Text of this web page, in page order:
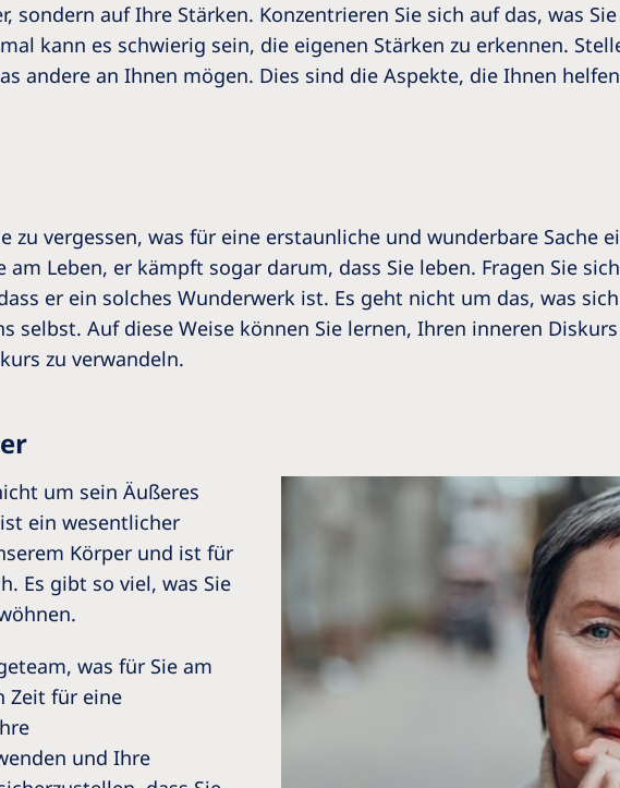
auf Ihre Stärken. Konzentrieren Sie sich auf das, was
kann es schwierig sein, die eigenen Stärken zu erkennen.
andere an Ihnen mögen. Dies sind die Aspekte, die Ihnen
zu vergessen, was für eine erstaunliche und wunderbare Sache
Leben, er kämpft sogar darum, dass Sie leben. Fragen Sie
er ein solches Wunderwerk ist. Es geht nicht um das, was
selbst. Auf diese Weise können Sie lernen, Ihren inneren
zu verwandeln.
um sein Äußeres
ein wesentlicher
Körper und ist für
Es gibt so viel, was Sie
was für Sie am
Zeit für eine
und Ihre